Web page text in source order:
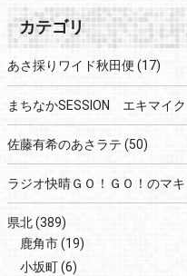
カテゴリ
あさ採りワイド秋田便 (17)
まちなかSESSION エキマイク
佐藤有希のあさラテ (50)
ラジオ快晴ＧＯ！ＧＯ！のマキ
県北(389)
鹿角市(19)
小坂町(6)